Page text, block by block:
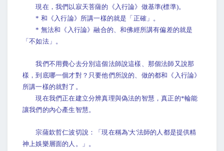
現在，我們以寂天菩薩的《入行論》做基準(標準)。
* 和《入行論》所講一樣的就是「正確」。
* 無法和《入行論》融合的、和佛經所講有偏差的就是
「不如法」。
我們不用費心去分別這個法師說這樣、那個法師又說那
樣，到底哪一個才對？只要他們所說的、做的都和《入行論》
所講一樣的就對了。
現在我們正在建立分辨真理與偽法的智慧，真正的*輪能
讓我們的內心產生智慧。
宗薩欽哲仁波切說：「現在稱為'大'法師的人都是提供精
神上娛樂層面的人。」。